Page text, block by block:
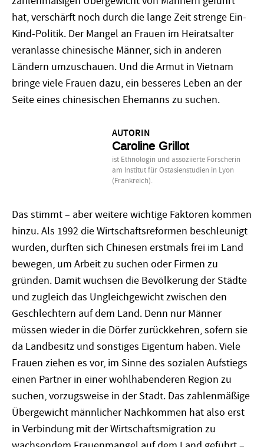
hat, verschärft noch durch die lange Zeit strenge Ein-
Kind-Politik. Der Mangel an Frauen im Heiratsalter
veranlasse chinesische Männer, sich in anderen
Ländern umzuschauen. Und die Armut in Vietnam
bringe viele Frauen dazu, ein besseres Leben an der
Seite eines chinesischen Ehemanns zu suchen.
AUTORIN
Caroline Grillot
ist Ethnologin und assoziierte Forscherin
am Institut für Ostasienstudien in Lyon
(Frankreich).
Das stimmt – aber weitere wichtige Faktoren kommen
hinzu. Als 1992 die Wirtschaftsreformen beschleunigt
wurden, durften sich Chinesen erstmals frei im Land
bewegen, um Arbeit zu suchen oder Firmen zu
gründen. Damit wuchsen die Bevölkerung der Städte
und zugleich das Ungleichgewicht zwischen den
Geschlechtern auf dem Land. Denn nur Männer
müssen wieder in die Dörfer zurückkehren, sofern sie
da Landbesitz und sonstiges Eigentum haben. Viele
Frauen ziehen es vor, im Sinne des sozialen Aufstiegs
einen Partner in einer wohlhabenderen Region zu
suchen, vorzugsweise in der Stadt. Das zahlenmäßige
Übergewicht männlicher Nachkommen hat also erst
in Verbindung mit der Wirtschaftsmigration zu